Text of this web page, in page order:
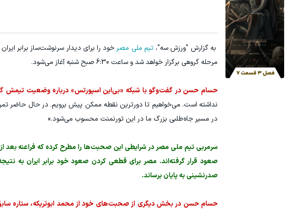
به گزارش "ورزش سه"،تیم ملی مصرخود را برای دیدار سرنوشت‌ساز برابر
مرحله گروهی برگزار خواهد شد و ساعت 6:30 صبح شنبه آغاز می‌شود.
حسام حسن در گفت‌وگو با شبکه «بی‌این اسپورتس» درباره وضعیت تیمش
نداشته است. می‌خواهیم تا دورترین نقطه ممکن پیش برویم. در حال حاضر
در مسیر جاه‌طلبی بزرگ ما در این تورنمنت محسوب می‌شود.»
سرمربی تیم ملی مصر در شرایطی این صحبت‌ها را مطرح کرده که فراعنه بعد از
صعود قرار گرفته‌اند. مصر برای قطعی کردن صعود خود برابر ایران به
صدرنشینی به پایان برساند.
حسام حسن در بخش دیگری از صحبت‌های خود از محمد ابوتریکه، ستاره
آمپول لاغری اسپارتینا، ا میلیون تومان ارزان‌تر از همه‌جا! میدونستی میتونی از بالا رفتن